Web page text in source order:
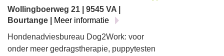
Wollingboerweg 21 | 9545 VA |
Bourtange |
Meer informatie
Hondenadviesbureau Dog2Work: voor
onder meer gedragstherapie, puppytesten